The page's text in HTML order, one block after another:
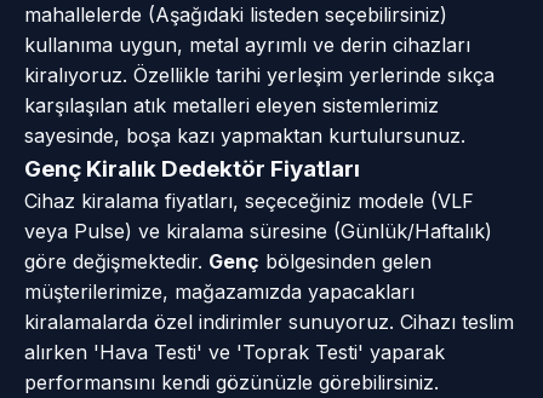
mahallelerde (Aşağıdaki listeden seçebilirsiniz)
kullanıma uygun, metal ayrımlı ve derin cihazları
kiralıyoruz. Özellikle tarihi yerleşim yerlerinde sıkça
karşılaşılan atık metalleri eleyen sistemlerimiz
sayesinde, boşa kazı yapmaktan kurtulursunuz.
Genç Kiralık Dedektör Fiyatları
Cihaz kiralama fiyatları, seçeceğiniz modele (VLF
veya Pulse) ve kiralama süresine (Günlük/Haftalık)
göre değişmektedir. Genç bölgesinden gelen
müşterilerimize, mağazamızda yapacakları
kiralamalarda özel indirimler sunuyoruz. Cihazı teslim
alırken 'Hava Testi' ve 'Toprak Testi' yaparak
performansını kendi gözünüzle görebilirsiniz.